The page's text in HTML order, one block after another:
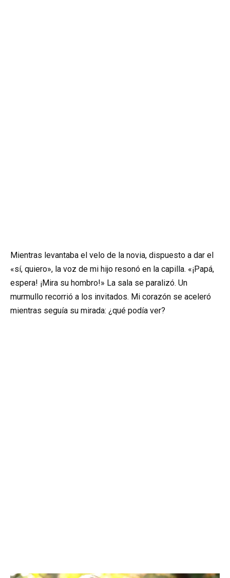
Mientras levantaba el velo de la novia, dispuesto a dar el
«sí, quiero», la voz de mi hijo resonó en la capilla. «¡Papá,
espera! ¡Mira su hombro!» La sala se paralizó. Un
murmullo recorrió a los invitados. Mi corazón se aceleró
mientras seguía su mirada: ¿qué podía ver?